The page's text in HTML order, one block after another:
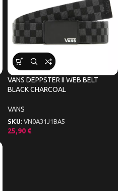
VANS DEPPSTER II WEB BELT
BLACK CHARCOAL
VANS
SKU: VN0A31J1BA5
25,90 €